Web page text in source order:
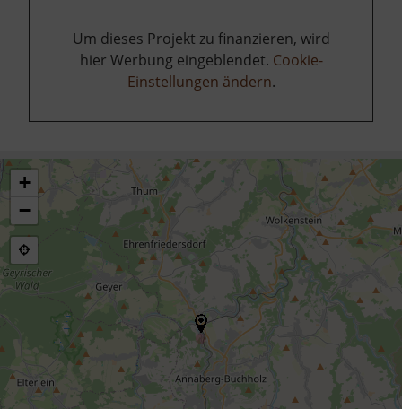
Um dieses Projekt zu finanzieren, wird
hier Werbung eingeblendet. Cookie-
Einstellungen ändern.
+
−